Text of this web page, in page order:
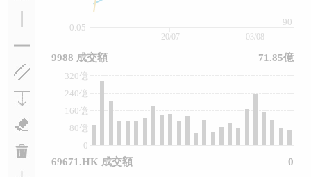
0.05
90
0
80億
160億
240億
320億
20/07 03/08
9988 成交額 71.85億
69671.HK 成交額 0